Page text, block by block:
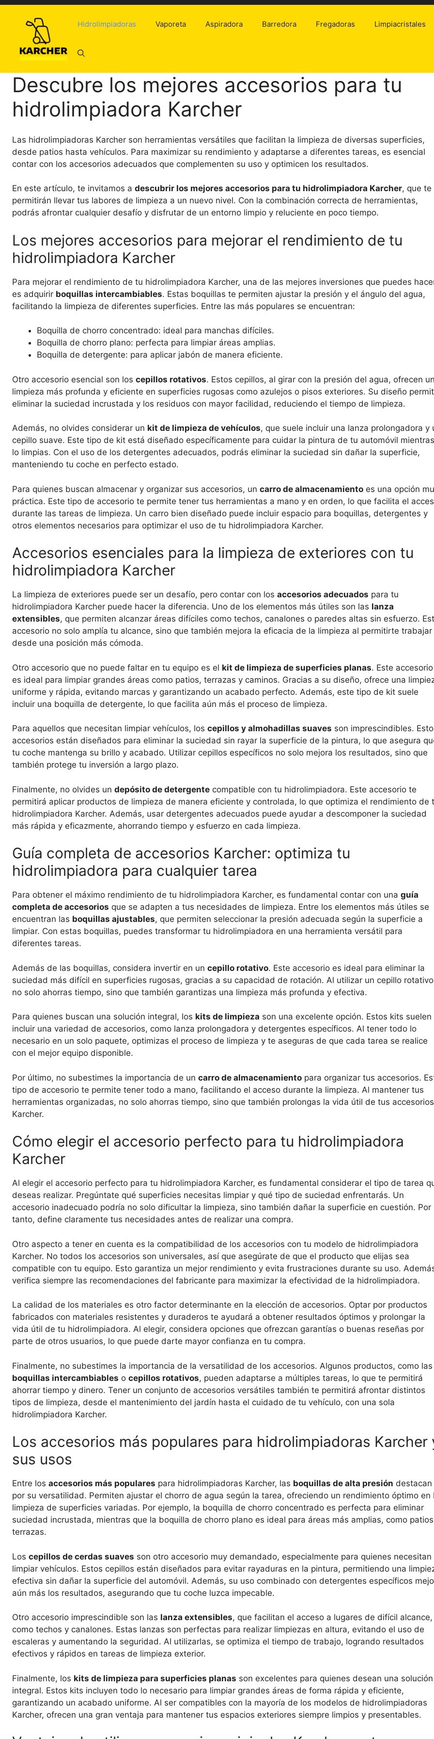
Saltar
contenido
Hidrolimpiadoras Vaporeta Aspiradora Barredora Fregadoras Limpiacristales
Descubre los mejores accesorios para tu
hidrolimpiadora Karcher
Las hidrolimpiadoras Karcher son herramientas versátiles que facilitan la limpieza de diversas superficies,
desde patios hasta vehículos. Para maximizar su rendimiento y adaptarse a diferentes tareas, es esencial
contar con los accesorios adecuados que complementen su uso y optimicen los resultados.
En este artículo, te invitamos a descubrir los mejores accesorios para tu hidrolimpiadora Karcher, que te
permitirán llevar tus labores de limpieza a un nuevo nivel. Con la combinación correcta de herramientas,
podrás afrontar cualquier desafío y disfrutar de un entorno limpio y reluciente en poco tiempo.
Los mejores accesorios para mejorar el rendimiento de tu
hidrolimpiadora Karcher
Para mejorar el rendimiento de tu hidrolimpiadora Karcher, una de las mejores inversiones que puedes
es adquirir boquillas intercambiables. Estas boquillas te permiten ajustar la presión y el ángulo del agua,
facilitando la limpieza de diferentes superficies. Entre las más populares se encuentran:
Boquilla de chorro concentrado: ideal para manchas difíciles.
Boquilla de chorro plano: perfecta para limpiar áreas amplias.
Boquilla de detergente: para aplicar jabón de manera eficiente.
Otro accesorio esencial son los cepillos rotativos. Estos cepillos, al girar con la presión del agua, ofrecen
limpieza más profunda y eficiente en superficies rugosas como azulejos o pisos exteriores. Su diseño
eliminar la suciedad incrustada y los residuos con mayor facilidad, reduciendo el tiempo de limpieza.
Además, no olvides considerar un kit de limpieza de vehículos, que suele incluir una lanza prolongadora y
cepillo suave. Este tipo de kit está diseñado específicamente para cuidar la pintura de tu automóvil mientras
lo limpias. Con el uso de los detergentes adecuados, podrás eliminar la suciedad sin dañar la superficie,
manteniendo tu coche en perfecto estado.
Para quienes buscan almacenar y organizar sus accesorios, un carro de almacenamiento es una opción
práctica. Este tipo de accesorio te permite tener tus herramientas a mano y en orden, lo que facilita el
durante las tareas de limpieza. Un carro bien diseñado puede incluir espacio para boquillas, detergentes y
otros elementos necesarios para optimizar el uso de tu hidrolimpiadora Karcher.
Accesorios esenciales para la limpieza de exteriores con tu
hidrolimpiadora Karcher
La limpieza de exteriores puede ser un desafío, pero contar con los accesorios adecuados para tu
hidrolimpiadora Karcher puede hacer la diferencia. Uno de los elementos más útiles son las lanza
extensibles, que permiten alcanzar áreas difíciles como techos, canalones o paredes altas sin esfuerzo.
accesorio no solo amplía tu alcance, sino que también mejora la eficacia de la limpieza al permitirte trabajar
desde una posición más cómoda.
Otro accesorio que no puede faltar en tu equipo es el kit de limpieza de superficies planas. Este accesorio
es ideal para limpiar grandes áreas como patios, terrazas y caminos. Gracias a su diseño, ofrece una
uniforme y rápida, evitando marcas y garantizando un acabado perfecto. Además, este tipo de kit suele
incluir una boquilla de detergente, lo que facilita aún más el proceso de limpieza.
Para aquellos que necesitan limpiar vehículos, los cepillos y almohadillas suaves son imprescindibles.
accesorios están diseñados para eliminar la suciedad sin rayar la superficie de la pintura, lo que asegura
tu coche mantenga su brillo y acabado. Utilizar cepillos específicos no solo mejora los resultados, sino que
también protege tu inversión a largo plazo.
Finalmente, no olvides un depósito de detergente compatible con tu hidrolimpiadora. Este accesorio te
permitirá aplicar productos de limpieza de manera eficiente y controlada, lo que optimiza el rendimiento de
hidrolimpiadora Karcher. Además, usar detergentes adecuados puede ayudar a descomponer la suciedad
más rápida y eficazmente, ahorrando tiempo y esfuerzo en cada limpieza.
Guía completa de accesorios Karcher: optimiza tu
hidrolimpiadora para cualquier tarea
Para obtener el máximo rendimiento de tu hidrolimpiadora Karcher, es fundamental contar con una guía
completa de accesorios que se adapten a tus necesidades de limpieza. Entre los elementos más útiles se
encuentran las boquillas ajustables, que permiten seleccionar la presión adecuada según la superficie a
limpiar. Con estas boquillas, puedes transformar tu hidrolimpiadora en una herramienta versátil para
diferentes tareas.
Además de las boquillas, considera invertir en un cepillo rotativo. Este accesorio es ideal para eliminar la
suciedad más difícil en superficies rugosas, gracias a su capacidad de rotación. Al utilizar un cepillo
no solo ahorras tiempo, sino que también garantizas una limpieza más profunda y efectiva.
Para quienes buscan una solución integral, los kits de limpieza son una excelente opción. Estos kits suelen
incluir una variedad de accesorios, como lanza prolongadora y detergentes específicos. Al tener todo lo
necesario en un solo paquete, optimizas el proceso de limpieza y te aseguras de que cada tarea se realice
con el mejor equipo disponible.
Por último, no subestimes la importancia de un carro de almacenamiento para organizar tus accesorios.
tipo de accesorio te permite tener todo a mano, facilitando el acceso durante la limpieza. Al mantener tus
herramientas organizadas, no solo ahorras tiempo, sino que también prolongas la vida útil de tus accesorios
Karcher.
Cómo elegir el accesorio perfecto para tu hidrolimpiadora
Karcher
Al elegir el accesorio perfecto para tu hidrolimpiadora Karcher, es fundamental considerar el tipo de tarea
deseas realizar. Pregúntate qué superficies necesitas limpiar y qué tipo de suciedad enfrentarás. Un
accesorio inadecuado podría no solo dificultar la limpieza, sino también dañar la superficie en cuestión. Por
tanto, define claramente tus necesidades antes de realizar una compra.
Otro aspecto a tener en cuenta es la compatibilidad de los accesorios con tu modelo de hidrolimpiadora
Karcher. No todos los accesorios son universales, así que asegúrate de que el producto que elijas sea
compatible con tu equipo. Esto garantiza un mejor rendimiento y evita frustraciones durante su uso.
verifica siempre las recomendaciones del fabricante para maximizar la efectividad de la hidrolimpiadora.
La calidad de los materiales es otro factor determinante en la elección de accesorios. Optar por productos
fabricados con materiales resistentes y duraderos te ayudará a obtener resultados óptimos y prolongar la
vida útil de tu hidrolimpiadora. Al elegir, considera opciones que ofrezcan garantías o buenas reseñas por
parte de otros usuarios, lo que puede darte mayor confianza en tu compra.
Finalmente, no subestimes la importancia de la versatilidad de los accesorios. Algunos productos, como las
boquillas intercambiables o cepillos rotativos, pueden adaptarse a múltiples tareas, lo que te permitirá
ahorrar tiempo y dinero. Tener un conjunto de accesorios versátiles también te permitirá afrontar distintos
tipos de limpieza, desde el mantenimiento del jardín hasta el cuidado de tu vehículo, con una sola
hidrolimpiadora Karcher.
Los accesorios más populares para hidrolimpiadoras Karcher
sus usos
Entre los accesorios más populares para hidrolimpiadoras Karcher, las boquillas de alta presión destacan
por su versatilidad. Permiten ajustar el chorro de agua según la tarea, ofreciendo un rendimiento óptimo en
limpieza de superficies variadas. Por ejemplo, la boquilla de chorro concentrado es perfecta para eliminar
suciedad incrustada, mientras que la boquilla de chorro plano es ideal para áreas más amplias, como
terrazas.
Los cepillos de cerdas suaves son otro accesorio muy demandado, especialmente para quienes necesitan
limpiar vehículos. Estos cepillos están diseñados para evitar rayaduras en la pintura, permitiendo una
efectiva sin dañar la superficie del automóvil. Además, su uso combinado con detergentes específicos
aún más los resultados, asegurando que tu coche luzca impecable.
Otro accesorio imprescindible son las lanza extensibles, que facilitan el acceso a lugares de difícil alcance,
como techos y canalones. Estas lanzas son perfectas para realizar limpiezas en altura, evitando el uso de
escaleras y aumentando la seguridad. Al utilizarlas, se optimiza el tiempo de trabajo, logrando resultados
efectivos y rápidos en tareas de limpieza exterior.
Finalmente, los kits de limpieza para superficies planas son excelentes para quienes desean una solución
integral. Estos kits incluyen todo lo necesario para limpiar grandes áreas de forma rápida y eficiente,
garantizando un acabado uniforme. Al ser compatibles con la mayoría de los modelos de hidrolimpiadoras
Karcher, ofrecen una gran ventaja para mantener tus espacios exteriores siempre limpios y presentables.